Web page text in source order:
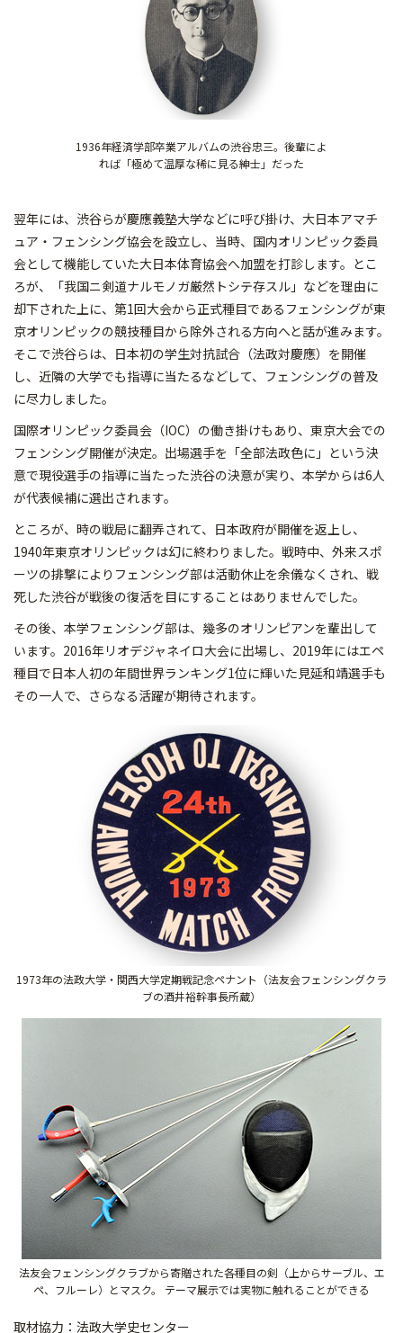
1936年経済学部卒業アルバムの渋谷忠三。後輩によ
れば「極めて温厚な稀に見る紳士」だった
翌年には、渋谷らが慶應義塾大学などに呼び掛け、大日本アマチ
ュア・フェンシング協会を設立し、当時、国内オリンピック委員
会として機能していた大日本体育協会へ加盟を打診します。とこ
ろが、「我国ニ剣道ナルモノガ厳然トシテ存スル」などを理由に
却下された上に、第1回大会から正式種目であるフェンシングが東
京オリンピックの競技種目から除外される方向へと話が進みます。
そこで渋谷らは、日本初の学生対抗試合（法政対慶應）を開催
し、近隣の大学でも指導に当たるなどして、フェンシングの普及
に尽力しました。
国際オリンピック委員会（IOC）の働き掛けもあり、東京大会での
フェンシング開催が決定。出場選手を「全部法政色に」という決
意で現役選手の指導に当たった渋谷の決意が実り、本学からは6人
が代表候補に選出されます。
ところが、時の戦局に翻弄されて、日本政府が開催を返上し、
1940年東京オリンピックは幻に終わりました。戦時中、外来スポ
ーツの排撃によりフェンシング部は活動休止を余儀なくされ、戦
死した渋谷が戦後の復活を目にすることはありませんでした。
その後、本学フェンシング部は、幾多のオリンピアンを輩出して
います。2016年リオデジャネイロ大会に出場し、2019年にはエペ
種目で日本人初の年間世界ランキング1位に輝いた見延和靖選手も
その一人で、さらなる活躍が期待されます。
1973年の法政大学・関西大学定期戦記念ペナント（法友会フェンシングクラ
ブの酒井裕幹事長所蔵）
法友会フェンシングクラブから寄贈された各種目の剣（上からサーブル、エ
ペ、フルーレ）とマスク。 テーマ展示では実物に触れることができる
取材協力：法政大学史センター